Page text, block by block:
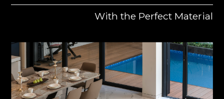
With the Perfect Material